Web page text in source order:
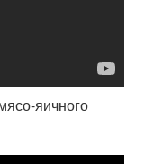
яичного